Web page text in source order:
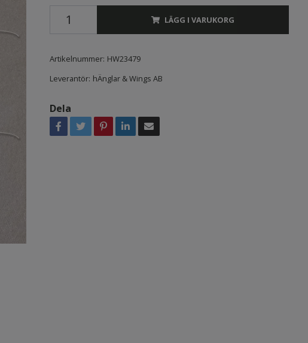
LÄGG I VARUKORG
Artikelnummer: HW23479
Leverantör: hÄnglar & Wings AB
Dela